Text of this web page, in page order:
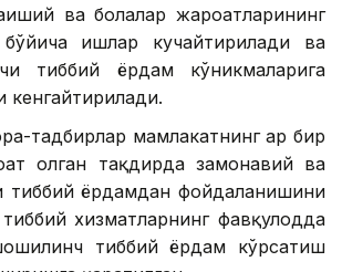
ва болалар жароҳатларининг
ишлар кучайтирилади ва
тиббий ёрдам кўникмаларига
кенгайтирилади.
тадбирлар мамлакатнинг ҳар бир
олган тақдирда замонавий ва
тиббий ёрдамдан фойдаланишини
хизматларнинг фавқулодда
тиббий ёрдам кўрсатиш